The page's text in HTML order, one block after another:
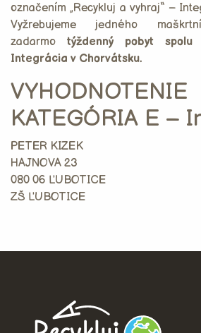
označením „Recykluj a vyhraj“ –
Vyžrebujeme jedného
zadarmo týždenný pobyt
Integrácia v Chorvátsku.
VYHODNOTENIE
KATEGÓRIA E –
PETER KIZEK
HAJNOVA 23
080 06 ĽUBOTICE
ZŠ ĽUBOTICE